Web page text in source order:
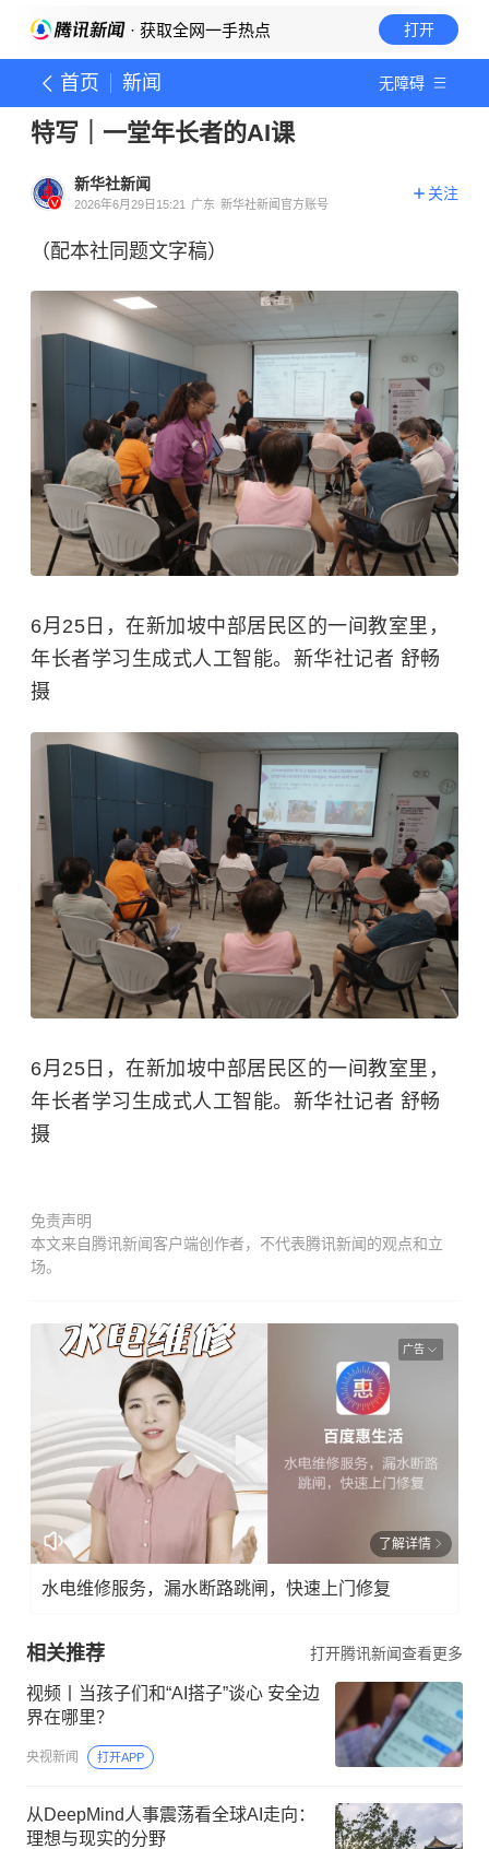
· 获取全网一手热点 打开
首页 新闻 无障碍
特写｜一堂年长者的AI课
新华社新闻
2026年6月29日15:21 广东 新华社新闻官方账号
关注
（配本社同题文字稿）
6月25日，在新加坡中部居民区的一间教室里，
年长者学习生成式人工智能。新华社记者 舒畅
摄
6月25日，在新加坡中部居民区的一间教室里，
年长者学习生成式人工智能。新华社记者 舒畅
摄
免责声明
本文来自腾讯新闻客户端创作者，不代表腾讯新闻的观点和立
场。
广告
了解详情
水电维修服务，漏水断路跳闸，快速上门修复
相关推荐 打开腾讯新闻查看更多
视频丨当孩子们和“AI搭子”谈心 安全边
界在哪里？
央视新闻 打开APP
从DeepMind人事震荡看全球AI走向：
理想与现实的分野